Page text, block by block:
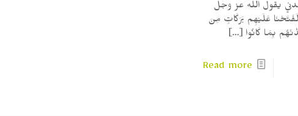
يقول الله عز وجل
لَفَتَحْنَا عَلَيْهِم بَرَكَاتٍ مِنَ
بِمَا كَانُوا[…]
Read more